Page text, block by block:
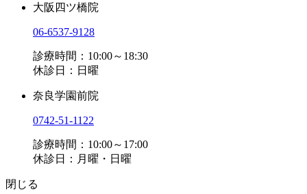
大阪四ツ橋院
06-6537-9128
診療時間：10:00～18:30
休診日：日曜
奈良学園前院
0742-51-1122
診療時間：10:00～17:00
休診日：月曜・日曜
閉じる